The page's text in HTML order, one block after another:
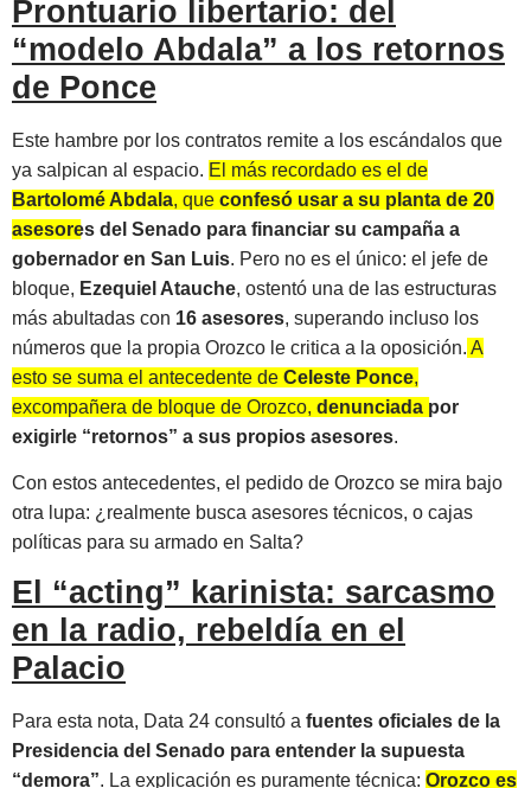
Prontuario libertario: del
“modelo Abdala” a los retornos
de Ponce
Este hambre por los contratos remite a los escándalos que
ya salpican al espacio. El más recordado es el de
Bartolomé Abdala, que confesó usar a su planta de 20
asesores del Senado para financiar su campaña a
gobernador en San Luis. Pero no es el único: el jefe de
bloque, Ezequiel Atauche, ostentó una de las estructuras
más abultadas con 16 asesores, superando incluso los
números que la propia Orozco le critica a la oposición. A
esto se suma el antecedente de Celeste Ponce,
excompañera de bloque de Orozco, denunciada por
exigirle “retornos” a sus propios asesores.
Con estos antecedentes, el pedido de Orozco se mira bajo
otra lupa: ¿realmente busca asesores técnicos, o cajas
políticas para su armado en Salta?
El “acting” karinista: sarcasmo
en la radio, rebeldía en el
Palacio
Para esta nota, Data 24 consultó a fuentes oficiales de la
Presidencia del Senado para entender la supuesta
“demora”. La explicación es puramente técnica: Orozco es